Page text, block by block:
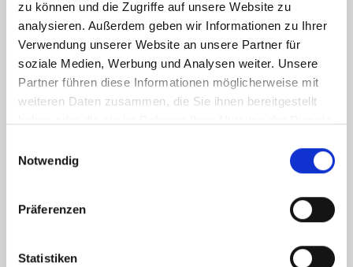
zu können und die Zugriffe auf unsere Website zu
analysieren. Außerdem geben wir Informationen zu Ihrer
Verwendung unserer Website an unsere Partner für
soziale Medien, Werbung und Analysen weiter. Unsere
Partner führen diese Informationen möglicherweise mit
weiteren Daten zusammen, die Sie ihnen bereitgestellt
Notwendig
Präferenzen
Statistiken